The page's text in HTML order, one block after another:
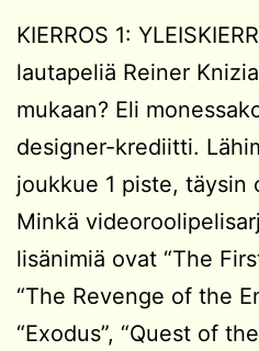
KIERROS 1:
lautapeliä Reiner
mukaan? Eli
designer-krediitti.
joukkue 1 piste, täysin
Minkä
lisänimiä ovat “The
“The Revenge of the
“Exodus”, “Quest of